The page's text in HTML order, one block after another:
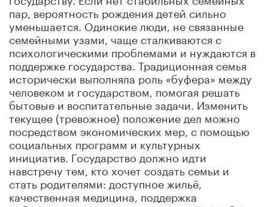
пар, вероятность рождения детей сильно
уменьшается. Одинокие люди, не связанные
семейными узами, чаще сталкиваются с
психологическими проблемами и нуждаются в
поддержке государства. Традиционная семья
исторически выполняла роль «буфера» между
человеком и государством, помогая решать
бытовые и воспитательные задачи. Изменить
текущее (тревожное) положение дел можно
посредством экономических мер, с помощью
социальных программ и культурных
инициатив. Государство должно идти
навстречу тем, кто хочет создать семьи и
стать родителями: доступное жильё,
качественная медицина, поддержка